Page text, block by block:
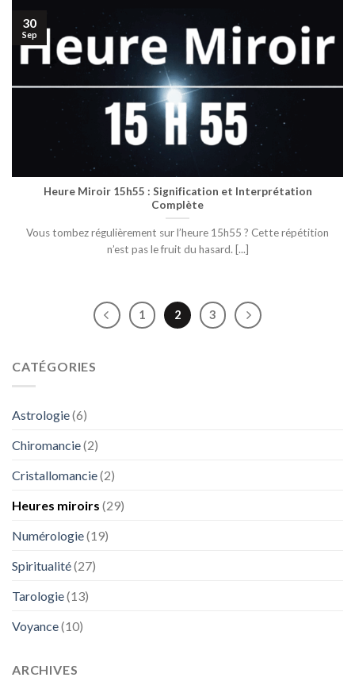
Heure Miroir 15h55 : Signification et Interprétation
Complète
Vous tombez régulièrement sur l’heure 15h55 ? Cette répétition
n’est pas le fruit du hasard. [...]
30
Sep
1 2 3
CATÉGORIES
Astrologie(6)
Chiromancie(2)
Cristallomancie(2)
Heures miroirs (29)
Numérologie(19)
Spiritualité(27)
Tarologie(13)
Voyance(10)
ARCHIVES